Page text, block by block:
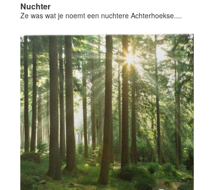
Nuchter
Ze was wat je noemt een nuchtere Achterhoekse....